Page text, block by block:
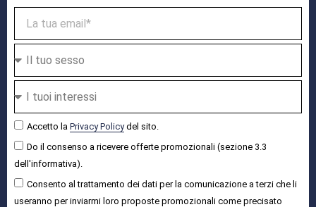
Accetto la Privacy Policydel sito.
Do il consenso a ricevere offerte promozionali (sezione 3.3
dell'informativa).
Consento al trattamento dei dati per la comunicazione a terzi che li
useranno per inviarmi loro proposte promozionali come precisato